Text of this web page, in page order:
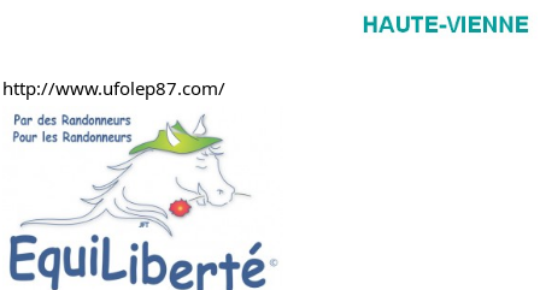
http://www.ufolep87.com/